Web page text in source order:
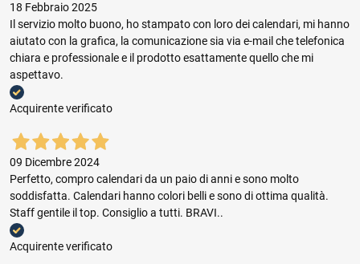
18 Febbraio 2025
Il servizio molto buono, ho stampato con loro dei calendari, mi hanno
aiutato con la grafica, la comunicazione sia via e-mail che telefonica
chiara e professionale e il prodotto esattamente quello che mi
aspettavo.
Acquirente verificato
09 Dicembre 2024
Perfetto, compro calendari da un paio di anni e sono molto
soddisfatta. Calendari hanno colori belli e sono di ottima qualità.
Staff gentile il top. Consiglio a tutti. BRAVI..
Acquirente verificato